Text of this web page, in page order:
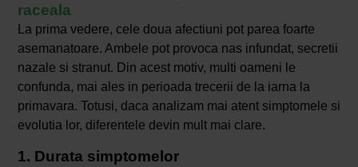
raceala
La prima vedere, cele doua afectiuni pot parea foarte
asemanatoare. Ambele pot provoca nas infundat, secretii
nazale si stranut. Din acest motiv, multi oameni le
confunda, mai ales in perioada trecerii de la iarna la
primavara. Totusi, daca analizam mai atent simptomele si
evolutia lor, diferentele devin mult mai clare.
1. Durata simptomelor